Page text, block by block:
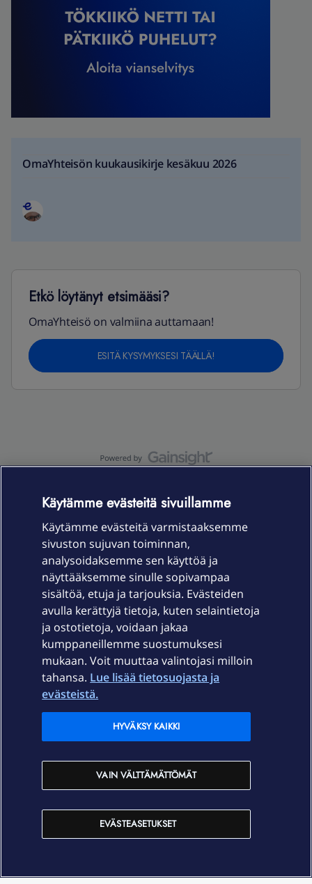
OmaYhteisön kuukausikirje kesäkuu 2026
Etkö löytänyt etsimääsi?
OmaYhteisö on valmiina auttamaan!
ESITÄ KYSYMYKSESI TÄÄLLÄ!
Laitteet & liittymät
Palvelut
Ajankohtaista
Elisa Oyj
In English
Käytämme evästeitä sivuillamme
Käytämme evästeitä varmistaaksemme
sivuston sujuvan toiminnan,
analysoidaksemme sen käyttöä ja
näyttääksemme sinulle sopivampaa
sisältöä, etuja ja tarjouksia. Evästeiden
avulla kerättyjä tietoja, kuten selaintietoja
ja ostotietoja, voidaan jakaa
kumppaneillemme suostumuksesi
mukaan. Voit muuttaa valintojasi milloin
tahansa. Lue lisää tietosuojasta ja
evästeistä.
EVÄSTEASETUKSET
VAIN VÄLTTÄMÄTTÖMÄT
HYVÄKSY KAIKKI